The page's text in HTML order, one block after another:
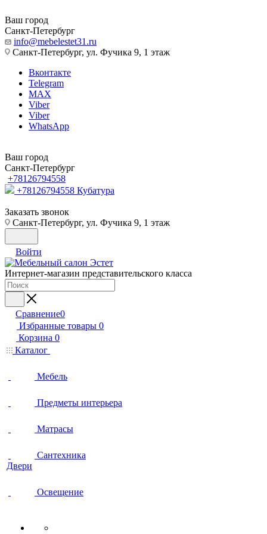
Ваш город
Санкт-Петербург
info@mebelestet31.ru
Санкт-Петербург, ул. Фучика 9, 1 этаж
Вконтакте
Telegram
MAX
Viber
Viber
WhatsApp
Ваш город
Санкт-Петербург
+78126794558
+78126794558 Кубатура
Заказать звонок
Санкт-Петербург, ул. Фучика 9, 1 этаж
Войти
Интернет-магазин представительского класса
Сравнение0
Избранные товары 0
Корзина 0
Каталог
Мебель
Предметы интерьера
Матрасы
Сантехника
Двери
Освещение